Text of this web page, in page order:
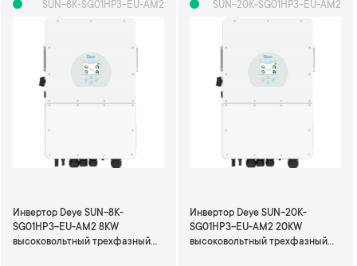
SUN-8K-SG01HP3-EU-AM2
Инвертор Deye SUN-8K-
SG01HP3-EU-AM2 8KW
высоковольтный трехфазный
SUN-20K-SG01HP3-EU-AM2
Инвертор Deye SUN-20K-
SG01HP3-EU-AM2 20KW
высоковольтный трехфазный